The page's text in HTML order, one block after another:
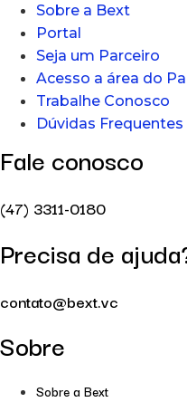
Sobre a Bext
Portal
Seja um Parceiro
Acesso a área do
Trabalhe Conosco
Dúvidas Frequentes
Fale conosco
(47) 3311-0180
Precisa de
contato@bext.vc
Sobre
Sobre a Bext